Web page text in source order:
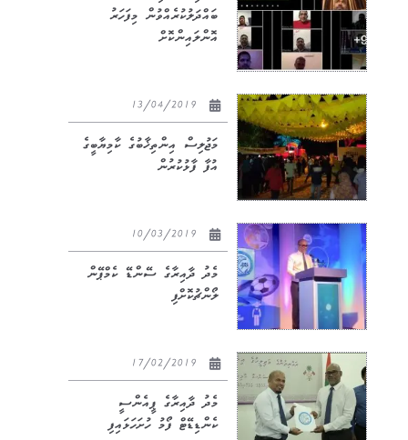
ބައްދަލުކުރެއްވުން މިފަހަރު
އޮންލައިންކޮށް
މަޖުލިސް އިންތިޚާބުގެ ކާމިޔާބީގެ
އުފާ ފާޅުކުރުން
މެދު ދާއިރާގެ ސޭންޑޭ ކެމްޕޭން
ލޯންޗުކޮށްފި
މެދު ދާއިރާގެ ޕީއެންސީ
ކެންޑިޑޭޓް ފޯމު ހުށަހަޅައިފި